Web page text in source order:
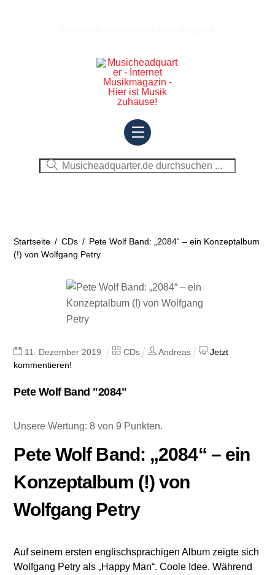
Menu
Startseite / CDs / Pete Wolf Band: „2084“ – ein Konzeptalbum
(!) von Wolfgang Petry
11 Dezember 2019 CDs Andreas
Jetzt
kommentieren!
Pete Wolf Band "2084"
Unsere Wertung: 8 von 9 Punkten.
Pete Wolf Band: „2084“ – ein
Konzeptalbum (!) von
Wolfgang Petry
Auf seinem ersten englischsprachigen Album zeigte sich
Wolfgang Petry als „Happy Man“. Coole Idee. Während